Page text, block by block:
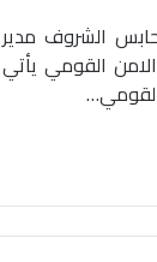
حابس الشروف مدير
القومي يأتي